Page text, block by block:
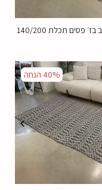
שטיח מעוצב בז׳ פסים תכלת 140/200
40% הנחה